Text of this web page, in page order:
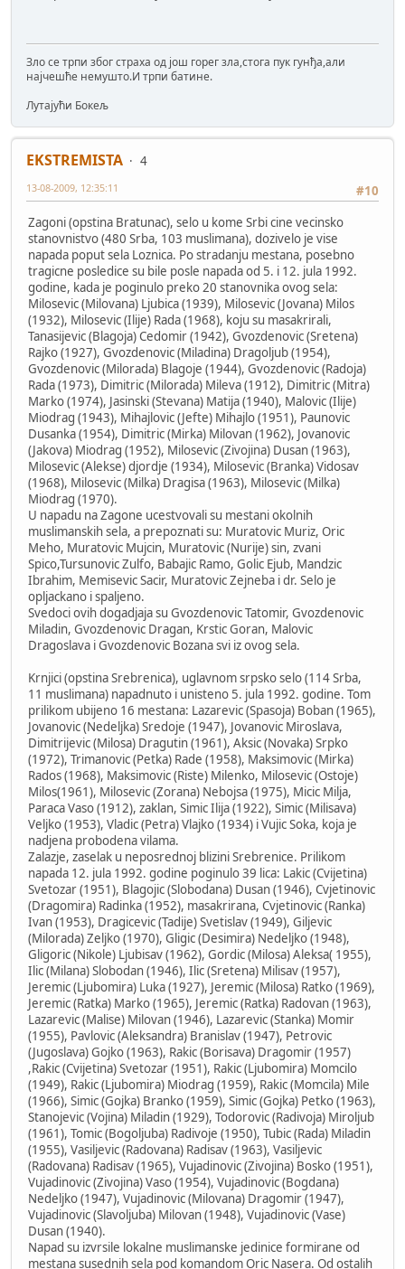
Зло се трпи због страха од још горег зла,стога пук гунђа,али
најчешће немушто.И трпи батине.
Лутајући Бокељ
EKSTREMISTA
4
#10
13-08-2009, 12:35:11
Zagoni (opstina Bratunac), selo u kome Srbi cine vecinsko
stanovnistvo (480 Srba, 103 muslimana), dozivelo je vise
napada poput sela Loznica. Po stradanju mestana, posebno
tragicne posledice su bile posle napada od 5. i 12. jula 1992.
godine, kada je poginulo preko 20 stanovnika ovog sela:
Milosevic (Milovana) Ljubica (1939), Milosevic (Jovana) Milos
(1932), Milosevic (Ilije) Rada (1968), koju su masakrirali,
Tanasijevic (Blagoja) Cedomir (1942), Gvozdenovic (Sretena)
Rajko (1927), Gvozdenovic (Miladina) Dragoljub (1954),
Gvozdenovic (Milorada) Blagoje (1944), Gvozdenovic (Radoja)
Rada (1973), Dimitric (Milorada) Mileva (1912), Dimitric (Mitra)
Marko (1974), Jasinski (Stevana) Matija (1940), Malovic (Ilije)
Miodrag (1943), Mihajlovic (Jefte) Mihajlo (1951), Paunovic
Dusanka (1954), Dimitric (Mirka) Milovan (1962), Jovanovic
(Jakova) Miodrag (1952), Milosevic (Zivojina) Dusan (1963),
Milosevic (Alekse) djordje (1934), Milosevic (Branka) Vidosav
(1968), Milosevic (Milka) Dragisa (1963), Milosevic (Milka)
Miodrag (1970).
U napadu na Zagone ucestvovali su mestani okolnih
muslimanskih sela, a prepoznati su: Muratovic Muriz, Oric
Meho, Muratovic Mujcin, Muratovic (Nurije) sin, zvani
Spico,Tursunovic Zulfo, Babajic Ramo, Golic Ejub, Mandzic
Ibrahim, Memisevic Sacir, Muratovic Zejneba i dr. Selo je
opljackano i spaljeno.
Svedoci ovih dogadjaja su Gvozdenovic Tatomir, Gvozdenovic
Miladin, Gvozdenovic Dragan, Krstic Goran, Malovic
Dragoslava i Gvozdenovic Bozana svi iz ovog sela.
Krnjici (opstina Srebrenica), uglavnom srpsko selo (114 Srba,
11 muslimana) napadnuto i unisteno 5. jula 1992. godine. Tom
prilikom ubijeno 16 mestana: Lazarevic (Spasoja) Boban (1965),
Jovanovic (Nedeljka) Sredoje (1947), Jovanovic Miroslava,
Dimitrijevic (Milosa) Dragutin (1961), Aksic (Novaka) Srpko
(1972), Trimanovic (Petka) Rade (1958), Maksimovic (Mirka)
Rados (1968), Maksimovic (Riste) Milenko, Milosevic (Ostoje)
Milos(1961), Milosevic (Zorana) Nebojsa (1975), Micic Milja,
Paraca Vaso (1912), zaklan, Simic Ilija (1922), Simic (Milisava)
Veljko (1953), Vladic (Petra) Vlajko (1934) i Vujic Soka, koja je
nadjena probodena vilama.
Zalazje, zaselak u neposrednoj blizini Srebrenice. Prilikom
napada 12. jula 1992. godine poginulo 39 lica: Lakic (Cvijetina)
Svetozar (1951), Blagojic (Slobodana) Dusan (1946), Cvjetinovic
(Dragomira) Radinka (1952), masakrirana, Cvjetinovic (Ranka)
Ivan (1953), Dragicevic (Tadije) Svetislav (1949), Giljevic
(Milorada) Zeljko (1970), Gligic (Desimira) Nedeljko (1948),
Gligoric (Nikole) Ljubisav (1962), Gordic (Milosa) Aleksa( 1955),
Ilic (Milana) Slobodan (1946), Ilic (Sretena) Milisav (1957),
Jeremic (Ljubomira) Luka (1927), Jeremic (Milosa) Ratko (1969),
Jeremic (Ratka) Marko (1965), Jeremic (Ratka) Radovan (1963),
Lazarevic (Malise) Milovan (1946), Lazarevic (Stanka) Momir
(1955), Pavlovic (Aleksandra) Branislav (1947), Petrovic
(Jugoslava) Gojko (1963), Rakic (Borisava) Dragomir (1957)
,Rakic (Cvijetina) Svetozar (1951), Rakic (Ljubomira) Momcilo
(1949), Rakic (Ljubomira) Miodrag (1959), Rakic (Momcila) Mile
(1966), Simic (Gojka) Branko (1959), Simic (Gojka) Petko (1963),
Stanojevic (Vojina) Miladin (1929), Todorovic (Radivoja) Miroljub
(1961), Tomic (Bogoljuba) Radivoje (1950), Tubic (Rada) Miladin
(1955), Vasiljevic (Radovana) Radisav (1963), Vasiljevic
(Radovana) Radisav (1965), Vujadinovic (Zivojina) Bosko (1951),
Vujadinovic (Zivojina) Vaso (1954), Vujadinovic (Bogdana)
Nedeljko (1947), Vujadinovic (Milovana) Dragomir (1947),
Vujadinovic (Slavoljuba) Milovan (1948), Vujadinovic (Vase)
Dusan (1940).
Napad su izvrsile lokalne muslimanske jedinice formirane od
mestana susednih sela pod komandom Oric Nasera. Od ostalih